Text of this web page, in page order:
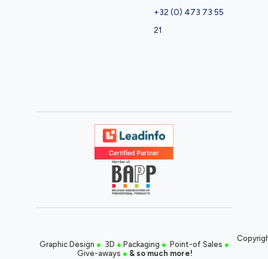
+32 (0) 473 73 55
21
Graphic Design ● 3D ● Packaging ● Point-of Sales ●
Give-aways ● & so much more!